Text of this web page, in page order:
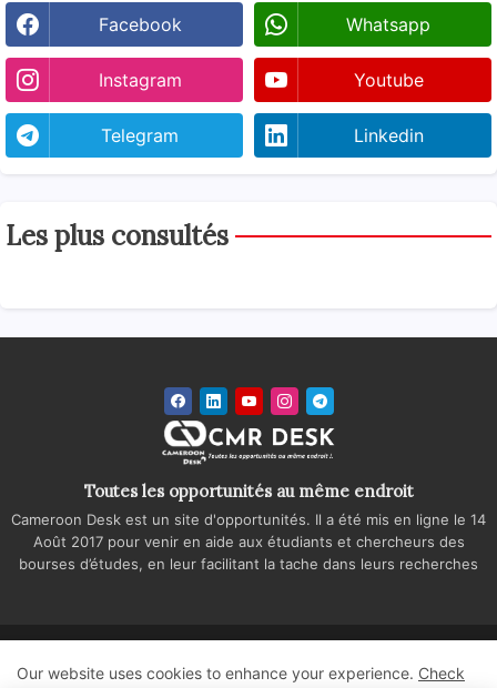
Facebook Whatsapp
Instagram Youtube
Telegram Linkedin
Les plus consultés
Toutes les opportunités au même endroit
Cameroon Desk est un site d'opportunités. Il a été mis en ligne le 14
Août 2017 pour venir en aide aux étudiants et chercheurs des
bourses d’études, en leur facilitant la tache dans leurs recherches
Politique de confidentialité
Regie publicitaire
Our website uses cookies to enhance your experience. Check